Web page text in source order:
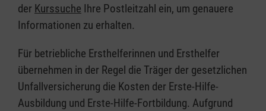
der Kurssuche Ihre Postleitzahl ein, um genauere
Informationen zu erhalten.
Für betriebliche Ersthelferinnen und Ersthelfer
übernehmen in der Regel die Träger der gesetzlichen
Unfallversicherung die Kosten der Erste-Hilfe-
Ausbildung und Erste-Hilfe-Fortbildung. Aufgrund